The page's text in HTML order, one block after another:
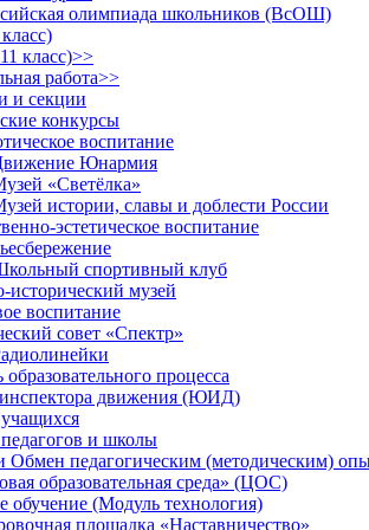
олимпиада школьников (ВсОШ)
класс)>>
работа>>
и секции
конкурсы
воспитание
Юнармия
«Светёлка»
истории, славы и доблести России
эстетическое воспитание
спортивный клуб
исторический музей
воспитание
совет «Спектр»
образовательного процесса
движения (ЮИД)
и школы
педагогическим (методическим)
образовательная среда» (ЦОС)
обучение (Модуль технология)
площадка «Наставничество»